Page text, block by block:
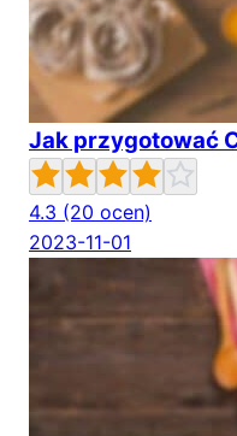
Jak przygotować
4.3 (20 ocen)
2023-11-01